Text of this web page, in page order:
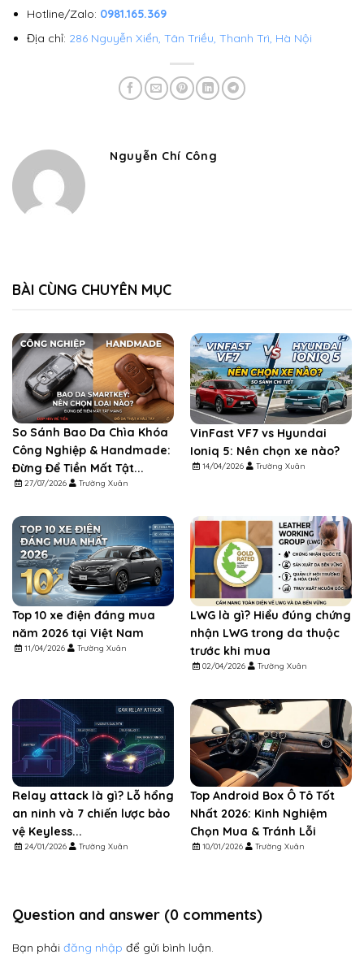
Hotline/Zalo: 0981.165.369
Địa chỉ: 286 Nguyễn Xiển, Tân Triều, Thanh Trì, Hà Nội
Nguyễn Chí Công
BÀI CÙNG CHUYÊN MỤC
So Sánh Bao Da Chìa Khóa
Công Nghiệp & Handmade:
Đừng Để Tiền Mất Tật...
27/07/2026 Trường Xuân
VinFast VF7 vs Hyundai
Ioniq 5: Nên chọn xe nào?
14/04/2026 Trường Xuân
Top 10 xe điện đáng mua
năm 2026 tại Việt Nam
11/04/2026 Trường Xuân
LWG là gì? Hiểu đúng chứng
nhận LWG trong da thuộc
trước khi mua
02/04/2026 Trường Xuân
Relay attack là gì? Lỗ hổng
an ninh và 7 chiến lược bảo
vệ Keyless...
24/01/2026 Trường Xuân
Top Android Box Ô Tô Tốt
Nhất 2026: Kinh Nghiệm
Chọn Mua & Tránh Lỗi
10/01/2026 Trường Xuân
Question and answer (0 comments)
Bạn phải đăng nhập để gửi bình luận.